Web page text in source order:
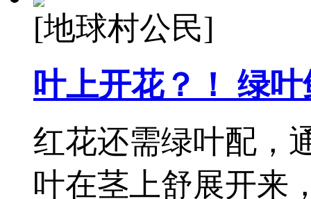
[地球村公民]
叶上开花？！ 绿
红花还需绿叶配，
叶在茎上舒展开来